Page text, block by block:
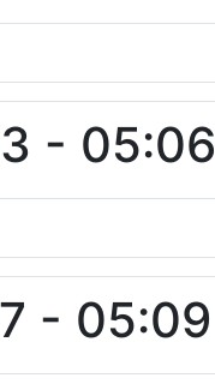
- 05:06
- 05:09